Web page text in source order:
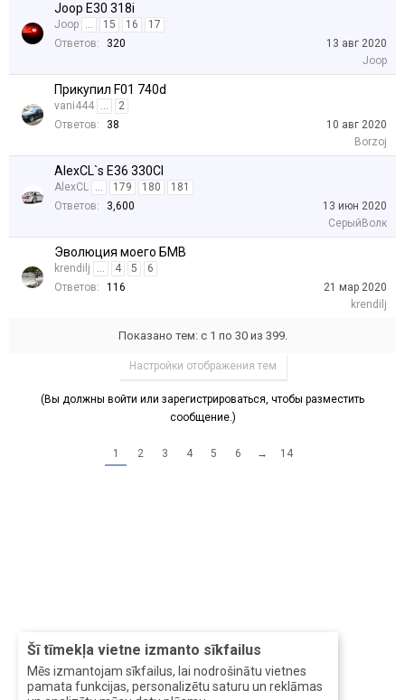
Šī tīmekļa vietne izmanto sīkfailus
Mēs izmantojam sīkfailus, lai nodrošinātu vietnes
pamata funkcijas, personalizētu saturu un reklāmas
Joop E30 318i
Joop ... 15 16
17
Ответов:
320
13 авг 2020
Joop
Прикупил F01 740d
vani444 ...
2
Ответов:
38
10 авг 2020
Borzoj
AlexCL`s E36 330CI
AlexCL ... 179 180
181
Ответов:
3,600
13 июн 2020
СерыйВолк
Эволюция моего БМВ
krendilj ... 4 5
6
Ответов:
116
21 мар 2020
krendilj
Показано тем: с 1 по 30 из 399.
Настройки отображения тем
(Вы должны войти или зарегистрироваться, чтобы разместить
сообщение.)
1 2 3 4 5 6 → 14